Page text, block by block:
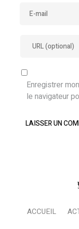
Enregistrer
le navigateur
ACCUEIL